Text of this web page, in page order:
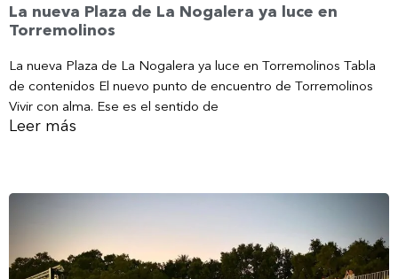
La nueva Plaza de La Nogalera ya luce en
Torremolinos
La nueva Plaza de La Nogalera ya luce en Torremolinos Tabla
de contenidos El nuevo punto de encuentro de Torremolinos
Vivir con alma. Ese es el sentido de
Leer más